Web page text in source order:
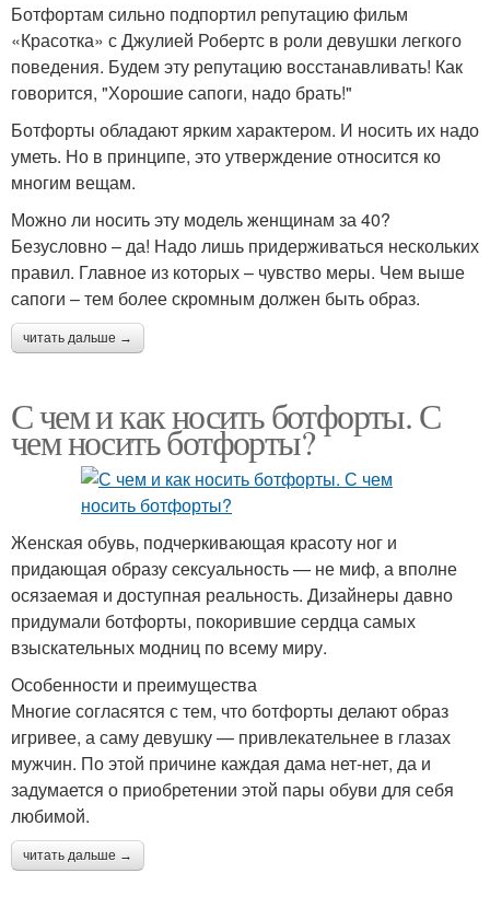
Ботфортам сильно подпортил репутацию фильм
«Красотка» с Джулией Робертс в роли девушки легкого
поведения. Будем эту репутацию восстанавливать! Как
говорится, "Хорошие сапоги, надо брать!"
Ботфорты обладают ярким характером. И носить их надо
уметь. Но в принципе, это утверждение относится ко
многим вещам.
Можно ли носить эту модель женщинам за 40?
Безусловно – да! Надо лишь придерживаться нескольких
правил. Главное из которых – чувство меры. Чем выше
сапоги – тем более скромным должен быть образ.
читать дальше →
С чем и как носить ботфорты. С
чем носить ботфорты?
Женская обувь, подчеркивающая красоту ног и
придающая образу сексуальность — не миф, а вполне
осязаемая и доступная реальность. Дизайнеры давно
придумали ботфорты, покорившие сердца самых
взыскательных модниц по всему миру.
Особенности и преимущества
Многие согласятся с тем, что ботфорты делают образ
игривее, а саму девушку — привлекательнее в глазах
мужчин. По этой причине каждая дама нет-нет, да и
задумается о приобретении этой пары обуви для себя
любимой.
читать дальше →